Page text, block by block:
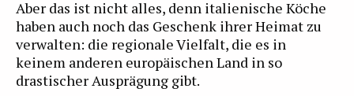
Aber das ist nicht alles, denn italienische Köche
haben auch noch das Geschenk ihrer Heimat zu
verwalten: die regionale Vielfalt, die es in
keinem anderen europäischen Land in so
drastischer Ausprägung gibt.